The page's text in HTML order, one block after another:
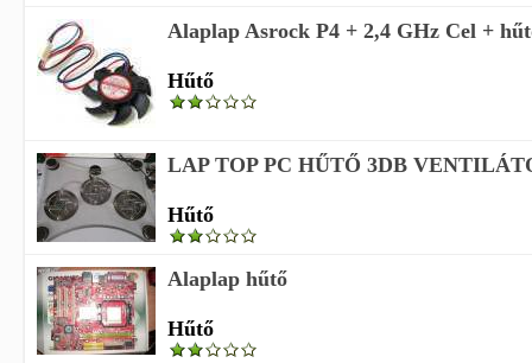
Alaplap Asrock P4 + 2,4 GHz Cel +
Hűtő
LAP TOP PC HŰTŐ 3DB
Hűtő
Alaplap hűtő
Hűtő